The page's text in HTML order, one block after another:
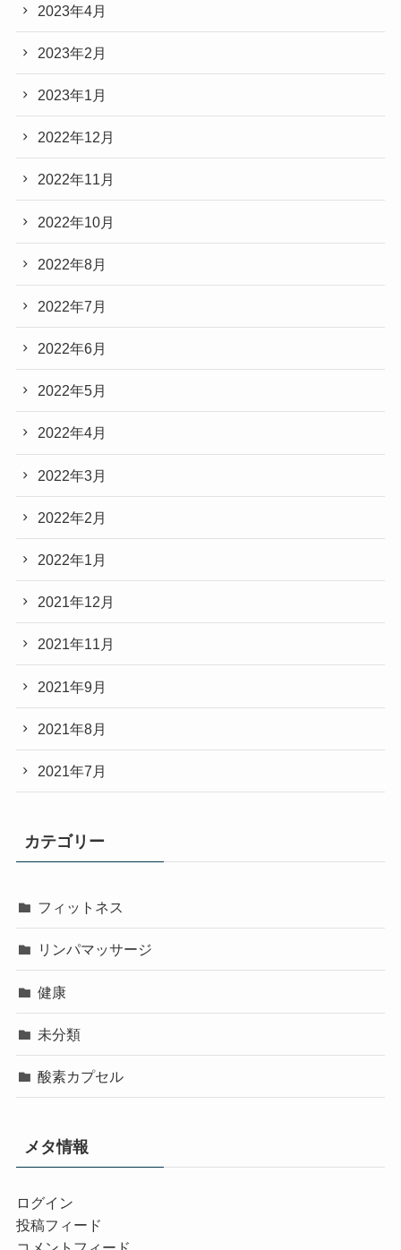
2023年4月
2023年2月
2023年1月
2022年12月
2022年11月
2022年10月
2022年8月
2022年7月
2022年6月
2022年5月
2022年4月
2022年3月
2022年2月
2022年1月
2021年12月
2021年11月
2021年9月
2021年8月
2021年7月
カテゴリー
フィットネス
リンパマッサージ
健康
未分類
酸素カプセル
メタ情報
ログイン
投稿フィード